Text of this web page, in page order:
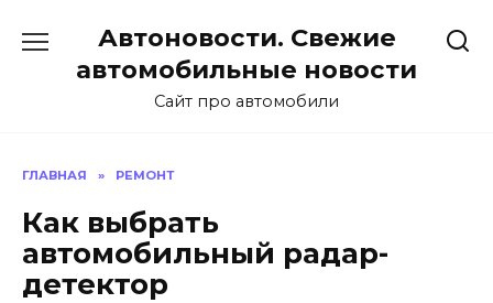
содержанию
Автоновости. Свежие
автомобильные новости
Сайт про автомобили
ГЛАВНАЯ » РЕМОНТ
Как выбрать
автомобильный радар-
детектор